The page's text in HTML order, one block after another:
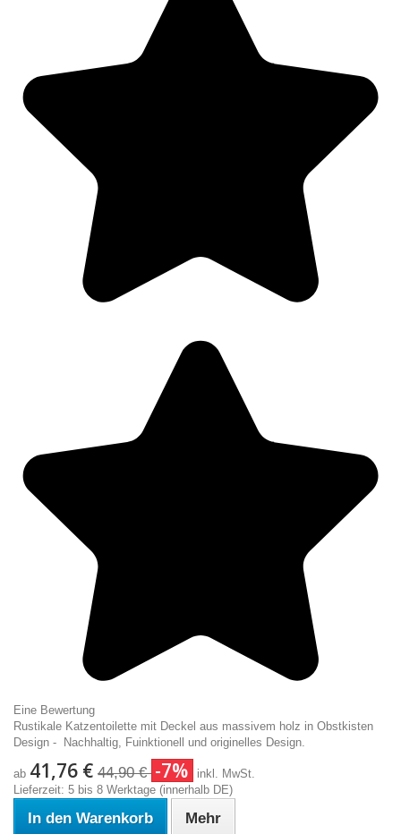
Eine Bewertung
Rustikale Katzentoilette mit Deckel aus massivem holz in Obstkisten
Design - Nachhaltig, Fuinktionell und originelles Design.
ab 41,76 € 44,90 € -7%
inkl. MwSt.
Lieferzeit: 5 bis 8 Werktage (innerhalb DE)
In den Warenkorb Mehr